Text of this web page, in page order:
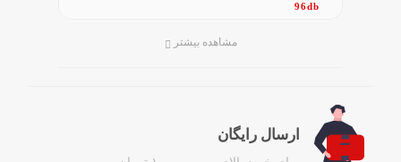
96db
مشاهده بیشتر
ارسال رایگان